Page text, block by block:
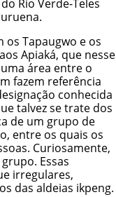
Rio Verde-Teles
os Tapaugwo e os
Apiaká, que nesse
área entre o
fazem referência
conhecida
talvez se trate dos
de um grupo de
entre os quais os
Curiosamente,
Essas
irregulares,
das aldeias ikpeng.